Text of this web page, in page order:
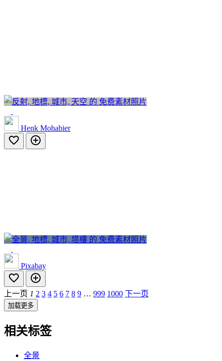
Henk Mohabier
Pixabay
上一页 1 2 3 4 5 6 7 8 9 … 999 1000 下一页
加载更多
相关标签
全景